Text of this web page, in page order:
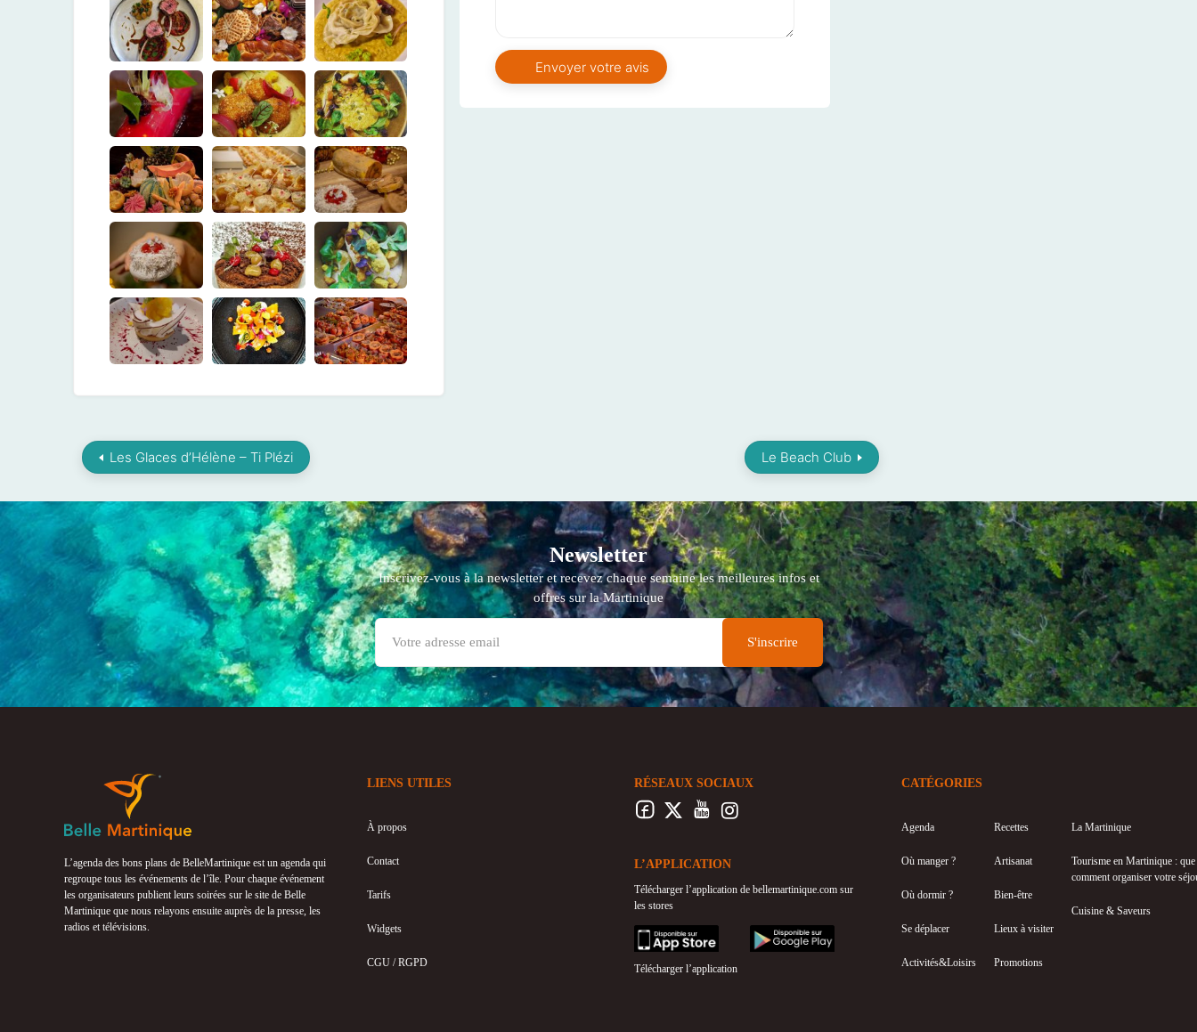
Les Glaces d’Hélène – Ti Plézi Le Beach Club
Newsletter
Inscrivez-vous à la newsletter et recevez chaque semaine les meilleures infos et
offres sur la Martinique
L’agenda des bons plans de BelleMartinique est un agenda qui
regroupe tous les événements de l’île. Pour chaque événement
les organisateurs publient leurs soirées sur le site de Belle
Martinique que nous relayons ensuite auprès de la presse, les
radios et télévisions.
LIENS UTILES
À propos
Contact
Tarifs
Widgets
CGU / RGPD
RÉSEAUX SOCIAUX
L’APPLICATION
Télécharger l’application de bellemartinique.com sur
les stores
appstore googleplay
Télécharger l’application
CATÉGORIES
Agenda
Où manger ?
Où dormir ?
Se déplacer
Activités&Loisirs
Recettes
Artisanat
Bien-être
Lieux à visiter
Promotions
La Martinique
Tourisme en Martinique :
comment organiser votre
Cuisine & Saveurs